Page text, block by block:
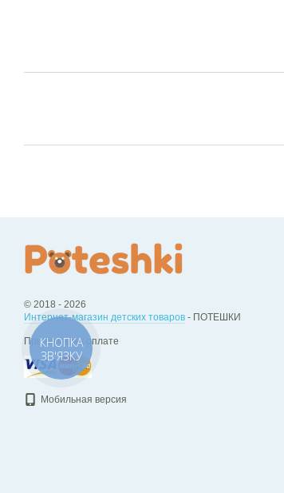
© 2018 - 2026
Интернет-магазин детских товаров - ПОТЕШКИ
Принимаем к оплате
Мобильная версия
КНОПКА
ЗВ'ЯЗКУ